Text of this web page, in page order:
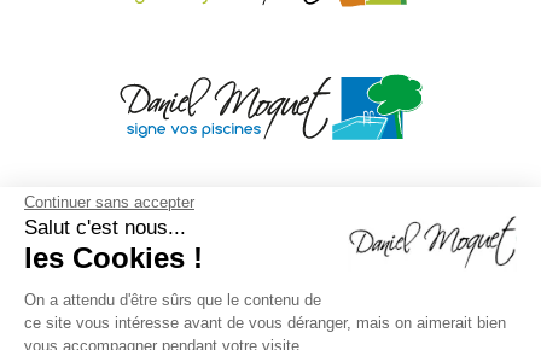
Continuer sans accepter
Salut c'est nous...
les Cookies !
On a attendu d'être sûrs que le contenu de
ce site vous intéresse avant de vous déranger, mais on aimerait bien
vous accompagner pendant votre visite...